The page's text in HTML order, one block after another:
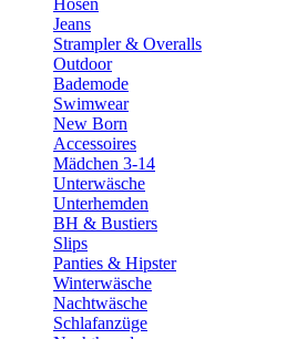
Hosen
Jeans
Strampler & Overalls
Outdoor
Bademode
Swimwear
New Born
Accessoires
Mädchen 3-14
Unterwäsche
Unterhemden
BH & Bustiers
Slips
Panties & Hipster
Winterwäsche
Nachtwäsche
Schlafanzüge